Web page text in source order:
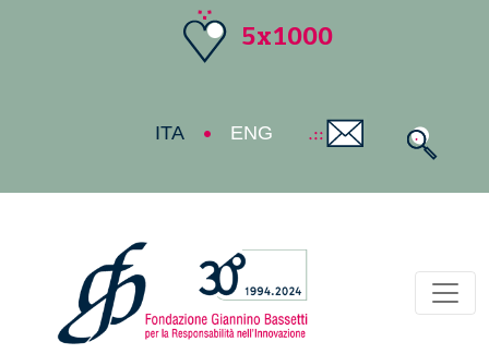
5x1000
ITA ENG